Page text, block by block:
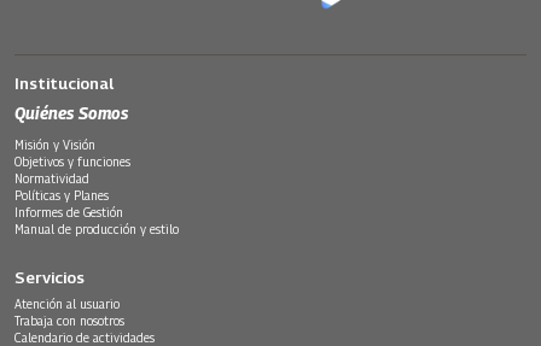
Institucional
Quiénes Somos
Misión y Visión
Objetivos y funciones
Normatividad
Políticas y Planes
Informes de Gestión
Manual de producción y estilo
Servicios
Atención al usuario
Trabaja con nosotros
Calendario de actividades